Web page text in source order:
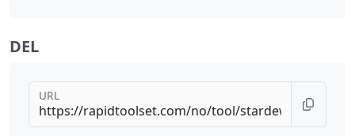
DEL
URL